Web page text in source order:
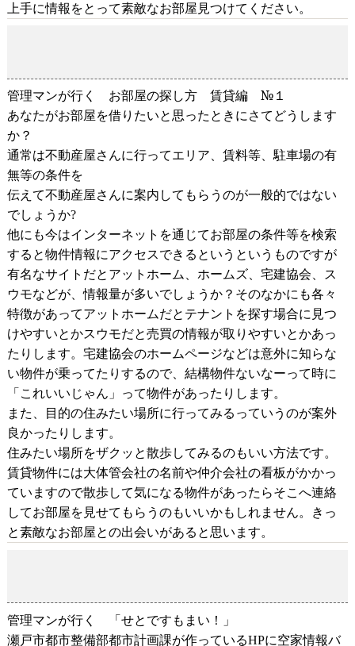
上手に情報をとって素敵なお部屋見つけてください。
管理マンが行く お部屋の探し方 賃貸編 №１
あなたがお部屋を借りたいと思ったときにさてどうします
か？
通常は不動産屋さんに行ってエリア、賃料等、駐車場の有
無等の条件を
伝えて不動産屋さんに案内してもらうのが一般的ではない
でしょうか?
他にも今はインターネットを通じてお部屋の条件等を検索
すると物件情報にアクセスできるというというものですが
有名なサイトだとアットホーム、ホームズ、宅建協会、ス
ウモなどが、情報量が多いでしょうか？そのなかにも各々
特徴があってアットホームだとテナントを探す場合に見つ
けやすいとかスウモだと売買の情報が取りやすいとかあっ
たりします。宅建協会のホームページなどは意外に知らな
い物件が乗ってたりするので、結構物件ないなーって時に
「これいいじゃん」って物件があったりします。
また、目的の住みたい場所に行ってみるっていうのが案外
良かったりします。
住みたい場所をザクッと散歩してみるのもいい方法です。
賃貸物件には大体管会社の名前や仲介会社の看板がかかっ
ていますので散歩して気になる物件があったらそこへ連絡
してお部屋を見せてもらうのもいいかもしれません。きっ
と素敵なお部屋との出会いがあると思います。
管理マンが行く 「せとですもまい！」
瀬戸市都市整備部都市計画課が作っているHPに空家情報バ